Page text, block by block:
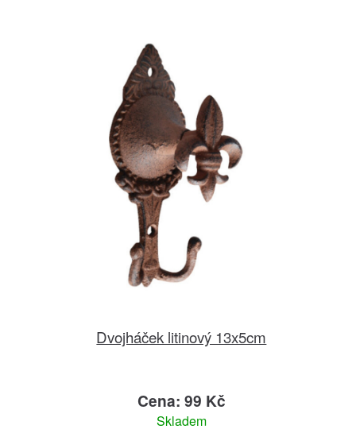
Dvojháček litinový 13x5cm
Cena: 99 Kč
Skladem